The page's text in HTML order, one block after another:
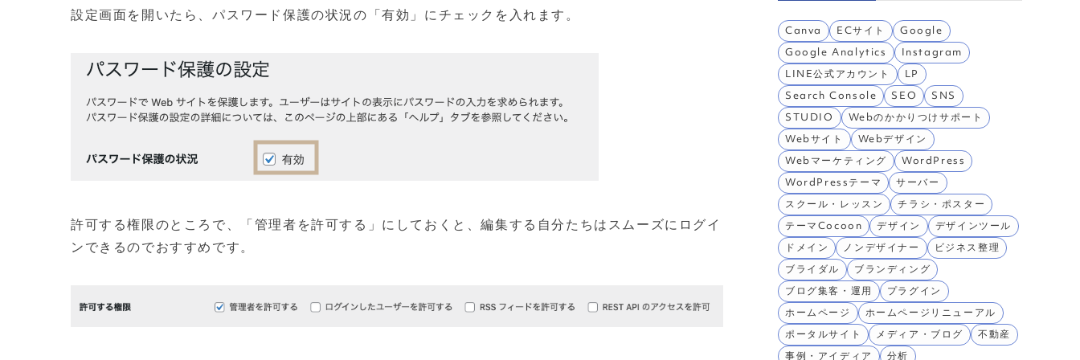
設定画面を開いたら、パスワード保護の状況の「有効」にチェックを入れます。
許可する権限のところで、「管理者を許可する」にしておくと、編集する自分たちはスムーズにログイ
ンできるのでおすすめです。
Canva ECサイト
Google
Google Analytics
Instagram
LINE公式アカウント
LP
Search Console
SEO
SNS
STUDIO
Webのかかりつけサポート
Webサイト
Webデザイン
Webマーケティング
WordPress
WordPressテーマ
サーバー
スクール・レッスン
チラシ・ポスター
テーマCocoon
デザイン
デザインツール
ドメイン
ノンデザイナー
ビジネス整理
ブライダル
ブランディング
ブログ集客・運用
プラグイン
ホームページ
ホームページリニューアル
ポータルサイト
メディア・ブログ
不動産